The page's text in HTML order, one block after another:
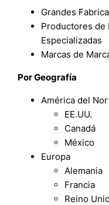
Grandes
Productores de
Especializadas
Marcas de
Por Geografía
América del
EE.UU.
Canadá
México
Europa
Alemania
Francia
Reino